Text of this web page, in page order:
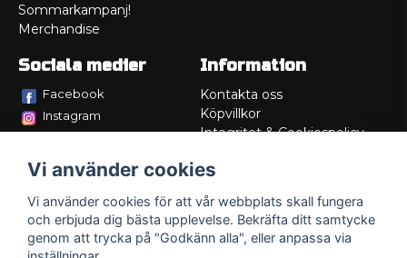
Sommarkampanj!
Merchandise
Sociala medier
Facebook
Instagram
Information
Kontakta oss
Köpvillkor
Integritet & Cookiespolicy
Service/Garanti
Lådritning
Om oss
Vi använder cookies
Vi använder cookies för att vår webbplats skall fungera
och erbjuda dig bästa upplevelse. Bekräfta ditt samtycke
genom att trycka på "Godkänn alla", eller anpassa via